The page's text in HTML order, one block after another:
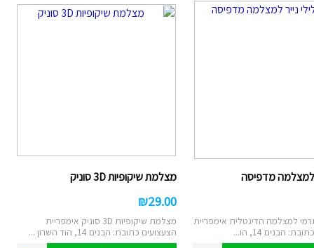
למצלמה מדפיסה
תרמי למצלמה הדיגטלית אימפריית
הבנים 14, הו...
מצלמת שיקופיות 3D סוניק
29.00
₪
מצלמת שיקופיות 3D סוניק אימפריית
הצעצועים כתובת: הבנים 14, הוד השרון ...